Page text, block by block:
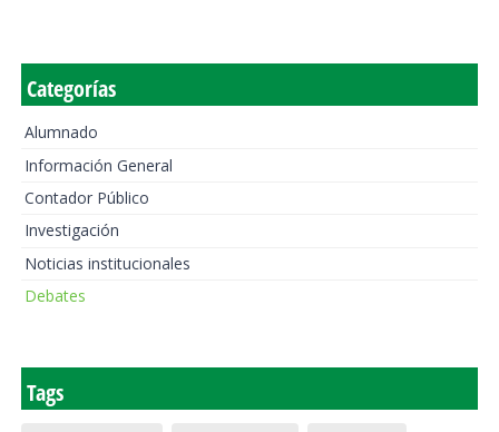
Categorías
Alumnado
Información General
Contador Público
Investigación
Noticias institucionales
Debates
Tags